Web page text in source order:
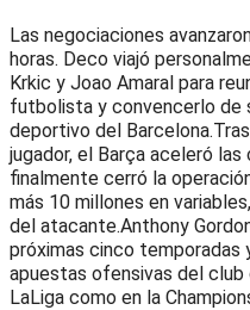
Las negociaciones
horas. Deco viajó
Krkic y Joao Amaral para
futbolista y convencerlo de
deportivo del
jugador, el Barça aceleró
finalmente cerró la
más 10 millones en
del atacante.Anthony
próximas cinco temporadas
apuestas ofensivas del
LaLiga como en la